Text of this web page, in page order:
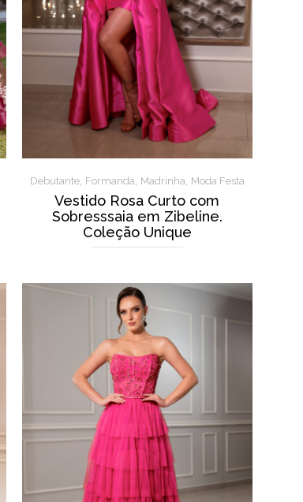
Debutante, Formanda, Madrinha, Moda Festa
Vestido Rosa Curto com
Sobresssaia em Zibeline.
Coleção Unique